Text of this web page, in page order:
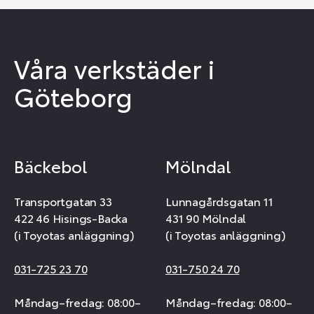
Våra verkstäder i
Göteborg
Bäckebol
Transportgatan 33
422 46 Hisings-Backa
(i Toyotas anläggning)
031-725 23 70
Måndag–fredag: 08:00–
Mölndal
Lunnagårdsgatan 11
431 90 Mölndal
(i Toyotas anläggning)
031-750 24 70
Måndag–fredag: 08:00–